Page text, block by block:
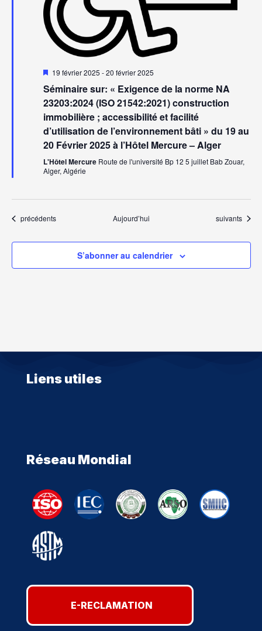
Mis
avant
19 février 2025 -20 février 2025
Séminaire sur: « Exigence de la norme NA
23203:2024 (ISO 21542:2021) construction
immobilière ; accessibilité et facilité
d’utilisation de l’environnement bâti » du 19 au
20 Février 2025 à l’Hôtel Mercure – Alger
L'Hôtel Mercure Route de l'université Bp 12 5 juillet Bab Zouar,
Alger, Algérie
Évènements
précédents Aujourd’hui Évènements
suivants
S’abonner au calendrier
Liens utiles
Réseau Mondial
E-RECLAMATION